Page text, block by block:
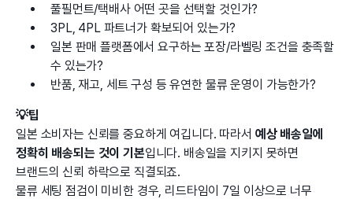
풀필먼트/택배사 어떤 곳을 선택할 것인가?
3PL, 4PL 파트너가 확보되어 있는가?
일본 판매 플랫폼에서 요구하는 포장/라벨링 조건을 충족할
수 있는가?
반품, 재고, 세트 구성 등 유연한 물류 운영이 가능한가?
💡팁
일본 소비자는 신뢰를 중요하게 여깁니다. 따라서 예상 배송일에
정확히 배송되는 것이 기본입니다. 배송일을 지키지 못하면
브랜드의 신뢰 하락으로 직결되죠.
물류 세팅 점검이 미비한 경우, 리드타임이 7일 이상으로 너무